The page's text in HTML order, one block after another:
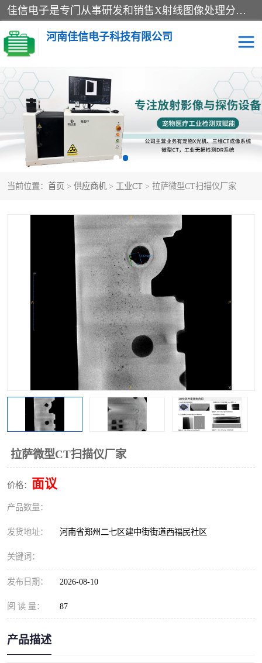
佳信电子是专门从事研发和销售X射线图像处理分析和X射线设备的高端技术公司，先进的图像处理技术帮助用户更加准确的判断图像，为科研和检测提供可靠保证，现有产品包括电力GIS探伤X射线检测系统，电力耐张线夹探伤X射线检测系统，便携式X射线，兽用图像的增强软件工具包，工业和兽用便携式DR，实验室CT，桌面CT等。
河南佳信电子科技有限公司
当前位置： 首页 > 供应商机 > 工业CT > 拉萨微型CT扫描仪厂家
拉萨微型CT扫描仪厂家
价格： 面议
产品数量：
发货地址： 河南省郑州二七区建中街街道西福民社区
关键词：
发布日期： 2026-08-10
阅 读 量： 87
产品描述
宠物X光机DR 电力探伤仪GIS探伤仪
电力探伤仪耐张线夹探伤
仪
微焦点射线源
工业CT
C型臂 口腔牙科X光机DR
管道焊缝探伤X光机DR 牛马羊大动物兽用DR